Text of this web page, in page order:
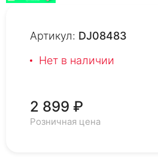
Артикул: DJ08483
Нет в наличии
2 899 ₽
Розничная цена